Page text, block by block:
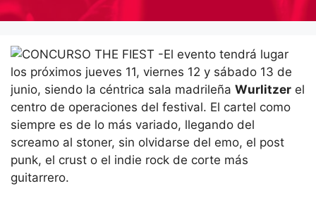
El evento tendrá lugar
los próximos jueves 11, viernes 12 y sábado 13 de
junio, siendo la céntrica sala madrileña Wurlitzer el
centro de operaciones del festival. El cartel como
siempre es de lo más variado, llegando del
screamo al stoner, sin olvidarse del emo, el post
punk, el crust o el indie rock de corte más
guitarrero.